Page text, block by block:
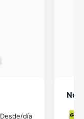
Desde/día